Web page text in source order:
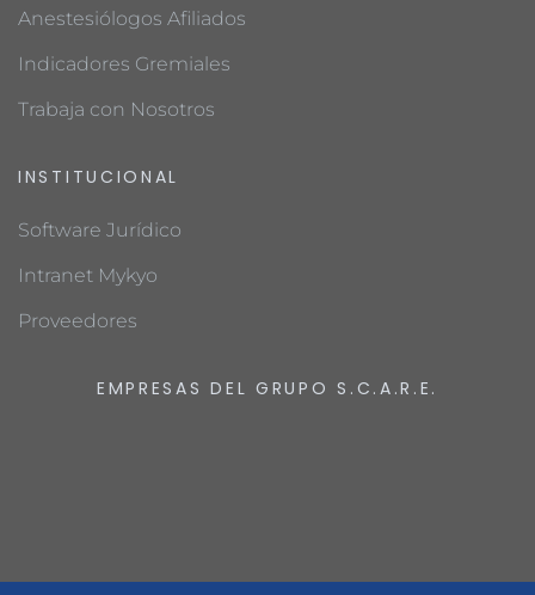
Anestesiólogos Afiliados
Indicadores Gremiales
Trabaja con Nosotros
INSTITUCIONAL
Software Jurídico
Intranet Mykyo
Proveedores
EMPRESAS DEL GRUPO S.C.A.R.E.